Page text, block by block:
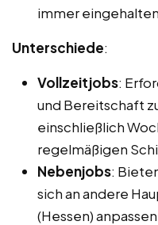
immer
Unterschiede:
Vollzeitjobs:
und Bereitschaft
einschließlich
regelmäßigen
Nebenjobs:
sich an andere
(Hessen)